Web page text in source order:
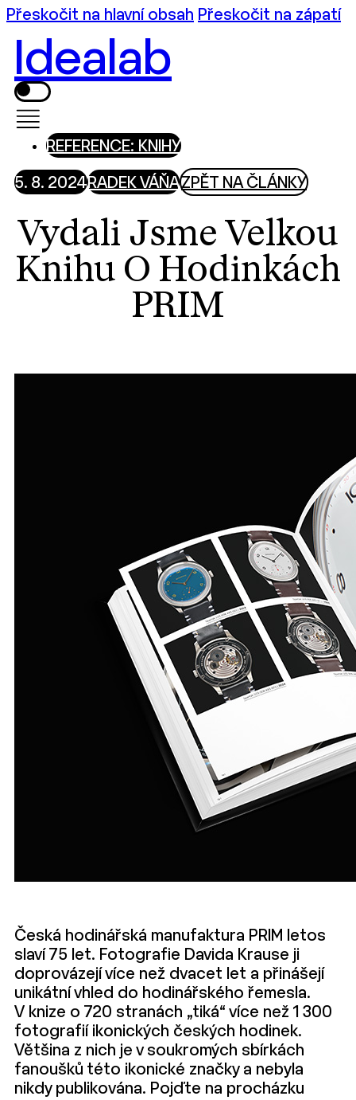
Přeskočit na hlavní obsah Přeskočit na zápatí
Idealab
REFERENCE: KNIHY
5. 8. 2024RADEK VÁŇAZPĚT NA ČLÁNKY
Vydali Jsme Velkou
Knihu O Hodinkách
PRIM
Česká hodinářská manufaktura PRIM letos
slaví 75 let. Fotografie Davida Krause ji
doprovázejí více než dvacet let a přinášejí
unikátní vhled do hodinářského řemesla.
V knize o 720 stranách „tiká“ více než 1 300
fotografií ikonických českých hodinek.
Většina z nich je v soukromých sbírkách
fanoušků této ikonické značky a nebyla
nikdy publikována. Pojďte na procházku